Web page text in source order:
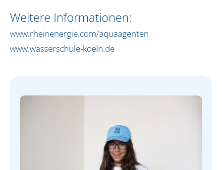
Weitere Informationen:
www.rheinenergie.com/aquaagenten
www.wasserschule-koeln.de